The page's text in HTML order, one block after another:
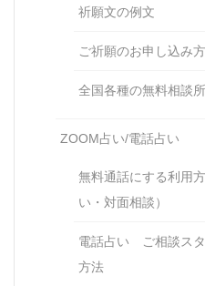
祈願文の例文
ご祈願のお申し込み
全国各種の無料相談
ZOOM占い/電話占い
無料通話にする利用
い・対面相談）
電話占い ご相談ス
方法